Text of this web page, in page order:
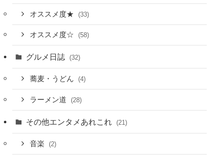
オススメ度★ (33)
オススメ度☆ (58)
グルメ日誌 (32)
蕎麦・うどん (4)
ラーメン道 (28)
その他エンタメあれこれ (21)
音楽 (2)